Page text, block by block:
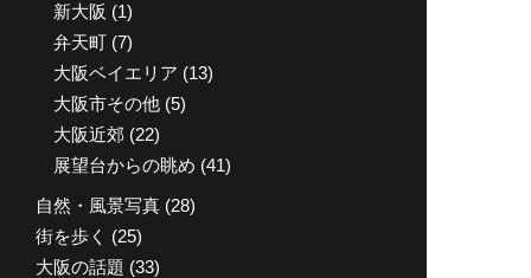
新大阪 (1)
弁天町 (7)
大阪ベイエリア (13)
大阪市その他 (5)
大阪近郊 (22)
展望台からの眺め (41)
自然・風景写真 (28)
街を歩く (25)
大阪の話題 (33)